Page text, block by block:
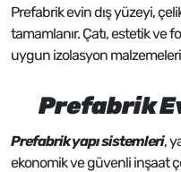
Prefabrik evin dış yüzeyi,
tamamlanır. Çatı, estetik ve
uygun izolasyon
Prefabrik
Prefabrik yapı sistemleri,
ekonomik ve güvenli inşaat